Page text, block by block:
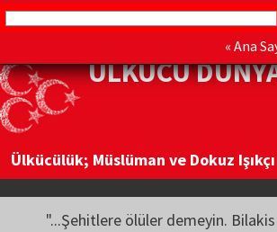
« Ana
ÜLKÜCÜ
Ülkücülük; Müslüman ve Dokuz
"...Şehitlere ölüler demeyin.